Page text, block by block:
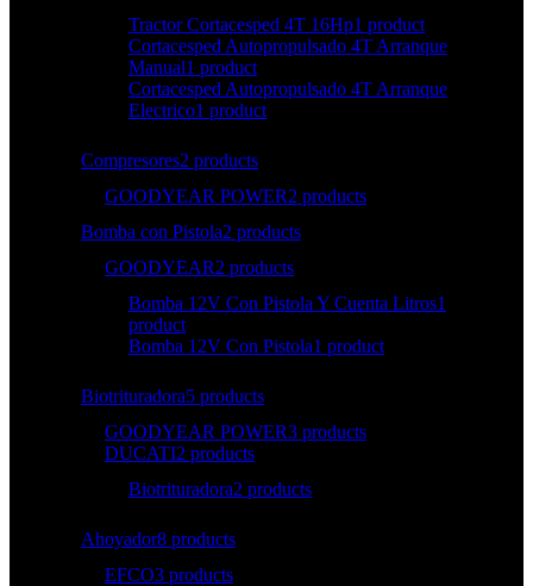
Tractor Cortacesped 4T 16Hp1 product
Cortacesped Autopropulsado 4T Arranque
Manual1 product
Cortacesped Autopropulsado 4T Arranque
Electrico1 product
Compresores2 products
GOODYEAR POWER2 products
Bomba con Pistola2 products
GOODYEAR2 products
Bomba 12V Con Pistola Y Cuenta Litros1
product
Bomba 12V Con Pistola1 product
Biotrituradora5 products
GOODYEAR POWER3 products
DUCATI2 products
Biotrituradora2 products
Ahoyador8 products
EFCO3 products